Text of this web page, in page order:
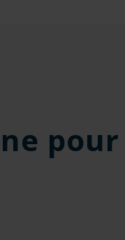
pour